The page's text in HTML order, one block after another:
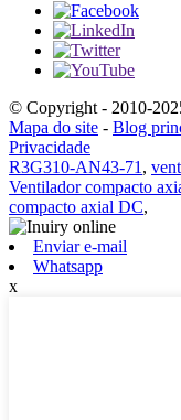
© Copyright - 2010-
Mapa do site - Blog
Privacidade
R3G310-AN43-71 ,
Ventilador compacto
compacto axial DC,
Enviar e-mail
Whatsapp
x